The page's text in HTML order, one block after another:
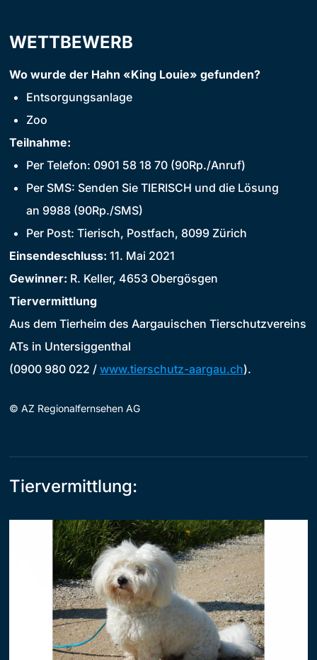
WETTBEWERB
Wo wurde der Hahn «King Louie» gefunden?
Entsorgungsanlage
Zoo
Teilnahme:
Per Telefon: 0901 58 18 70 (90Rp./Anruf)
Per SMS: Senden Sie TIERISCH und die Lösung
an 9988 (90Rp./SMS)
Per Post: Tierisch, Postfach, 8099 Zürich
Einsendeschluss: 11. Mai 2021
Gewinner: R. Keller, 4653 Obergösgen
Tiervermittlung
Aus dem Tierheim des Aargauischen Tierschutzvereins
ATs in Untersiggenthal
(0900 980 022 / www.tierschutz-aargau.ch).
© AZ Regionalfernsehen AG
Tiervermittlung: